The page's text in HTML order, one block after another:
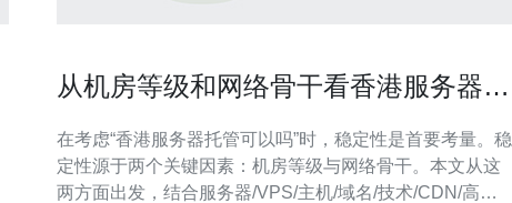
从机房等级和网络骨干看香港服务器托
在考虑“香港服务器托管可以吗”时，稳定性是首要考量。稳
定性源于两个关键因素：机房等级与网络骨干。本文从这
两方面出发，结合服务器/VPS/主机/域名/技术/CDN/高防